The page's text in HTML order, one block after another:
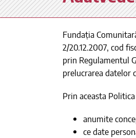
Fundația
2/20.12.2007, cod
prin Regulamentul
prelucrarea datelor
Prin aceasta
anumite
ce date